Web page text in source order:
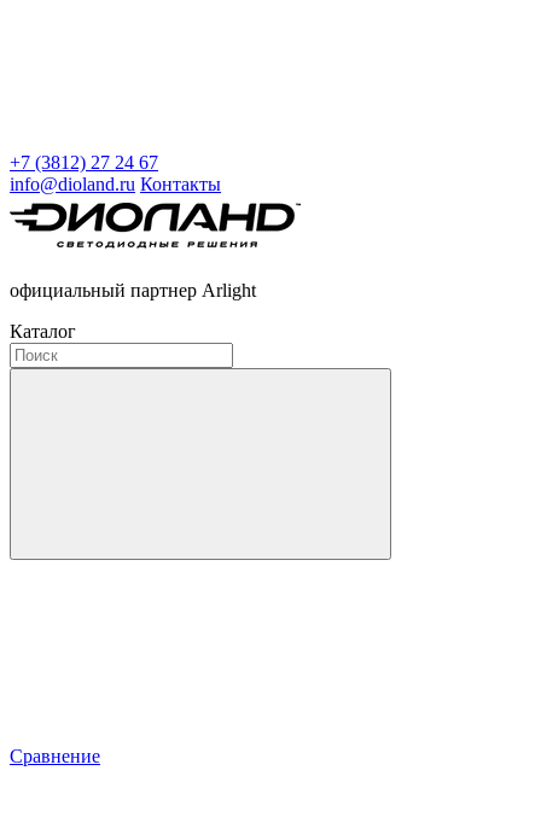
+7 (3812) 27 24 67
info@dioland.ru Контакты
официальный партнер Arlight
Каталог
Сравнение